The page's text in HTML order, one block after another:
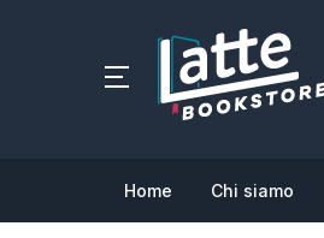
Home Chi siamo
SHOP BY CATEGORY